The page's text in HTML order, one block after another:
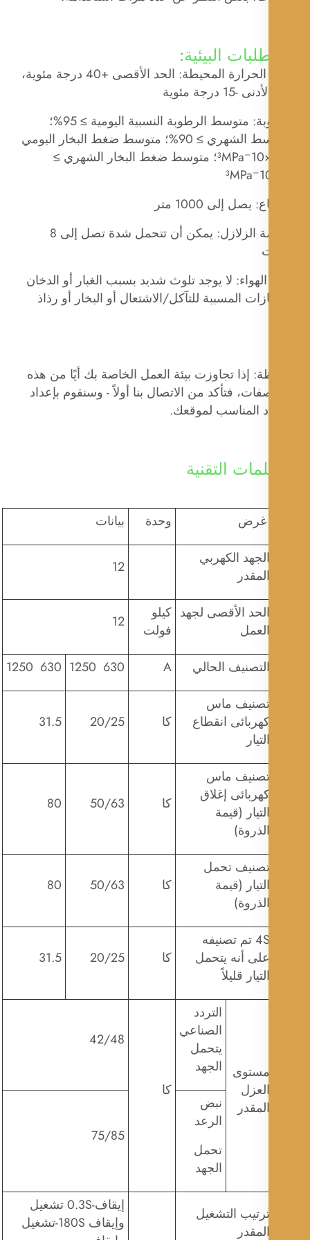
البيئية:
درجة الحرارة المحيطة: الحد الأقصى +40 درجة مئوية،
الرطوبة: متوسط ​​الرطوبة النسبية اليومية ≥ 95%؛
المتوسط ​​الشهري ≥ 90%؛ متوسط ​​ضغط البخار اليومي
≥ 22×10⁻³MPa؛ متوسط ​​ضغط البخار الشهري ≥
يصل إلى 1000 متر
مقاومة الزلازل: يمكن أن تتحمل شدة تصل إلى 8
لا يوجد تلوث شديد بسبب الغبار أو الدخان
المسببة للتآكل/الاشتعال أو البخار أو رذاذ
إذا تجاوزت بيئة العمل الخاصة بك أيًا من هذه
فتأكد من الاتصال بنا أولاً - وسنقوم بإعداد
المناسب لموقعك.
التقنية
بيانات
الكهربي
الأقصى لجهد كيلو
12
الحالي A
630 1250
630 1250
ماس
انقطاع
كا 20/25
31.5
ماس
إغلاق
(قيمة
كا 50/63
80
تحمل
(قيمة
50/63
80
4S تم تصنيفه
أنه يتحمل
قليلاً
كا 20/25
31.5
الصناعي
الجهد
كا
نبض
الرعد
التشغيل
إيقاف-0.3S تشغيل
وإيقاف 180S-تشغيل